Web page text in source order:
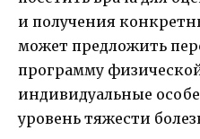
и получения
может предложить
программу
индивидуальные
уровень тяжести